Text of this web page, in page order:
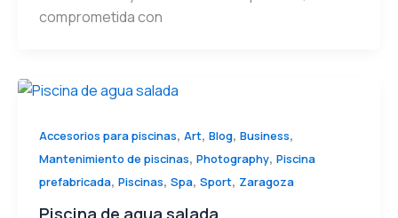
comprometida con
Accesorios para piscinas, Art, Blog, Business,
Mantenimiento de piscinas, Photography, Piscina
prefabricada, Piscinas, Spa, Sport, Zaragoza